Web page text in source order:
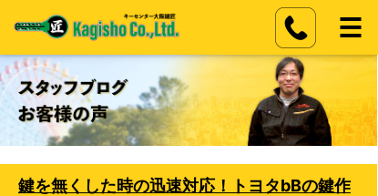
鍵を無くした時の迅速対応！トヨタbBの鍵作